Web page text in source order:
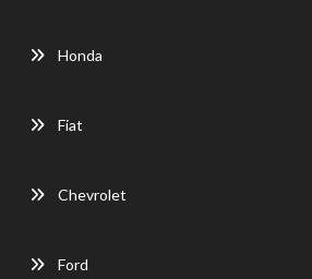
Honda
Fiat
Chevrolet
Ford